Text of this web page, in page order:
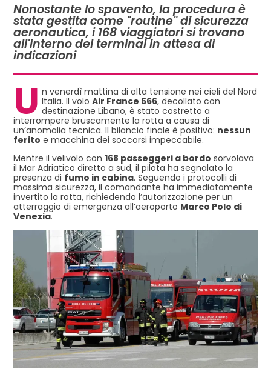
Nonostante lo spavento, la procedura è
stata gestita come "routine" di sicurezza
aeronautica, i 168 viaggiatori si trovano
all'interno del terminal in attesa di
indicazioni
U n venerdì mattina di alta tensione nei cieli del Nord
Italia. Il volo Air France 566, decollato con
destinazione Libano, è stato costretto a
interrompere bruscamente la rotta a causa di
un’anomalia tecnica. Il bilancio finale è positivo: nessun
ferito e macchina dei soccorsi impeccabile.
Mentre il velivolo con 168 passeggeri a bordo sorvolava
il Mar Adriatico diretto a sud, il pilota ha segnalato la
presenza di fumo in cabina. Seguendo i protocolli di
massima sicurezza, il comandante ha immediatamente
invertito la rotta, richiedendo l’autorizzazione per un
atterraggio di emergenza all’aeroporto Marco Polo di
Venezia.